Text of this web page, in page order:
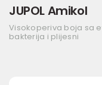
JUPOL Amikol
Visokoperiva boja sa
bakterija i plijesni